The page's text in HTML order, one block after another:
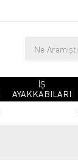
İŞ
AYAKKABILARI